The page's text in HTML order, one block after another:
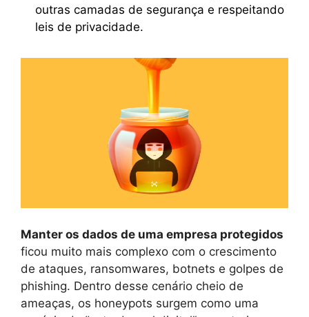
outras camadas de segurança e respeitando
leis de privacidade.
Manter os dados de uma empresa protegidos
ficou muito mais complexo com o crescimento
de ataques, ransomwares, botnets e golpes de
phishing. Dentro desse cenário cheio de
ameaças, os honeypots surgem como uma